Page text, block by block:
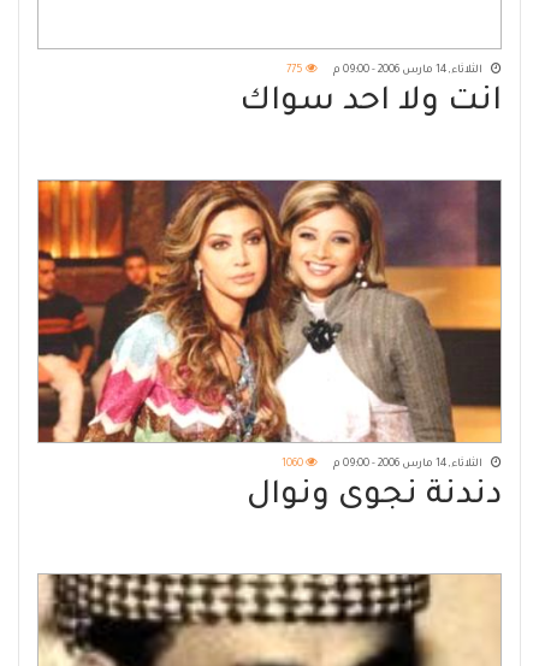
الثلاثاء, 14 مارس 2006 - 09:00 م 775
انت ولا احد سواك
الثلاثاء, 14 مارس 2006 - 09:00 م 1060
دندنة نجوى ونوال